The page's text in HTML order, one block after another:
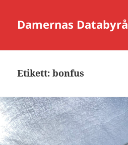
Damernas Databyrå
Etikett:bonfus